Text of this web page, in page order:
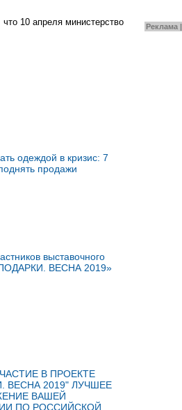
Реклама |
10 апреля министерство
одеждой в кризис: 7
продажи
выставочного
ВЕСНА 2019»
В ПРОЕКТЕ
ВЕСНА 2019" ЛУЧШЕЕ
ВАШЕЙ
ПО РОССИЙСКОЙ